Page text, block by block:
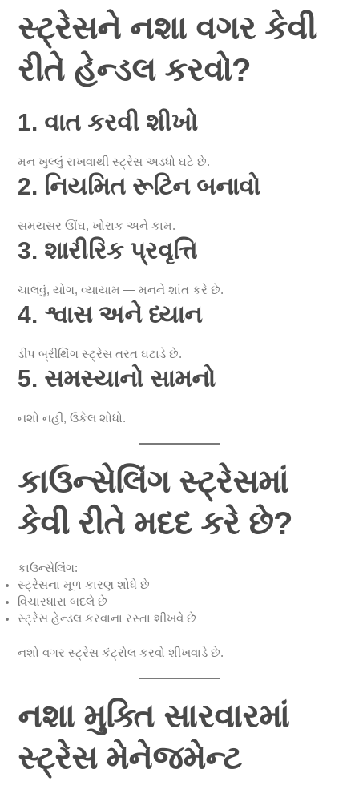
સ્ટ્રેસને નશા વગર કેવી
રીતે હેન્ડલ કરવો?
1. વાત કરવી શીખો
મન ખુલ્લું રાખવાથી સ્ટ્રેસ અડધો ઘટે છે.
2. નિયમિત રૂટિન બનાવો
સમયસર ઊંઘ, ખોરાક અને કામ.
3. શારીરિક પ્રવૃત્તિ
ચાલવું, યોગ, વ્યાયામ — મનને શાંત કરે છે.
4. શ્વાસ અને ધ્યાન
ડીપ બ્રીથિંગ સ્ટ્રેસ તરત ઘટાડે છે.
5. સમસ્યાનો સામનો
નશો નહીં, ઉકેલ શોધો.
કાઉન્સેલિંગ સ્ટ્રેસમાં
કેવી રીતે મદદ કરે છે?
કાઉન્સેલિંગ:
સ્ટ્રેસના મૂળ કારણ શોધે છે
વિચારધારા બદલે છે
સ્ટ્રેસ હેન્ડલ કરવાના રસ્તા શીખવે છે
નશો વગર સ્ટ્રેસ કંટ્રોલ કરવો શીખવાડે છે.
નશા મુક્તિ સારવારમાં
સ્ટ્રેસ મેનેજમેન્ટ